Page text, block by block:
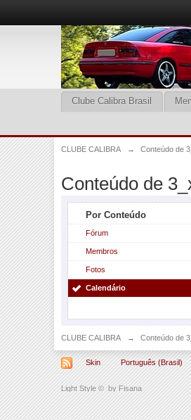
Light Style © by Fisana
Clube Calibra Brasil
CLUBE CALIBRA → Conteúdo de
Conteúdo de
Por Conteúdo
Fórum
Membros
Fotos
Calendário
CLUBE CALIBRA → Conteúdo de
Skin Português (Brasil)